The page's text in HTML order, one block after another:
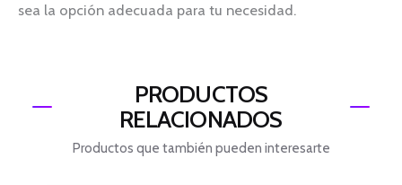
sea la opción adecuada para tu necesidad.
PRODUCTOS
RELACIONADOS
Productos que también pueden interesarte